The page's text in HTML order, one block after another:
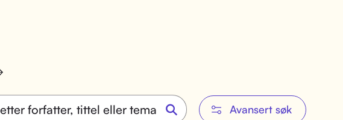
Avansert søk